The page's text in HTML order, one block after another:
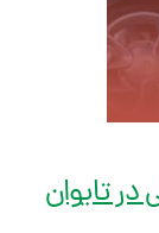
تایوان